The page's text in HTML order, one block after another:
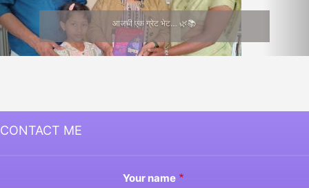
आजची एक ग्रेट भेट… 🌿📚
CONTACT ME
Your name